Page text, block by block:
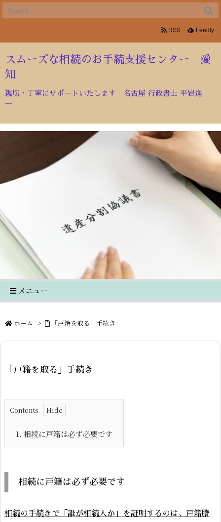
スムーズな相続のお手続支援センター 愛
知
親切・丁寧にサポ－トいたします 名古屋 行政書士 平岩進
一
メニュー
RSS Feedly
ホーム > 「戸籍を取る」手続き
「戸籍を取る」手続き
Contents
1. 相続に戸籍は必ず必要です
相続に戸籍は必ず必要です
相続の手続きで「誰が相続人か」を証明するのは、戸籍謄